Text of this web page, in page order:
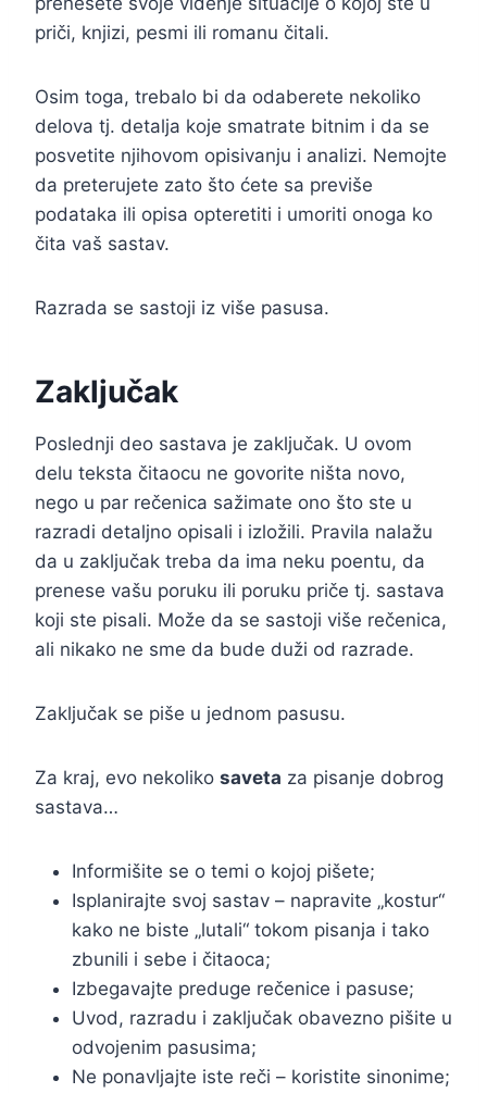
priči, knjizi, pesmi ili romanu čitali.
Osim toga, trebalo bi da odaberete nekoliko
delova tj. detalja koje smatrate bitnim i da se
posvetite njihovom opisivanju i analizi. Nemojte
da preterujete zato što ćete sa previše
podataka ili opisa opteretiti i umoriti onoga ko
čita vaš sastav.
Razrada se sastoji iz više pasusa.
Zaključak
Poslednji deo sastava je zaključak. U ovom
delu teksta čitaocu ne govorite ništa novo,
nego u par rečenica sažimate ono što ste u
razradi detaljno opisali i izložili. Pravila nalažu
da u zaključak treba da ima neku poentu, da
prenese vašu poruku ili poruku priče tj. sastava
koji ste pisali. Može da se sastoji više rečenica,
ali nikako ne sme da bude duži od razrade.
Zaključak se piše u jednom pasusu.
Za kraj, evo nekoliko saveta za pisanje dobrog
sastava…
Informišite se o temi o kojoj pišete;
Isplanirajte svoj sastav – napravite „kostur“
kako ne biste „lutali“ tokom pisanja i tako
zbunili i sebe i čitaoca;
Izbegavajte preduge rečenice i pasuse;
Uvod, razradu i zaključak obavezno pišite u
odvojenim pasusima;
Ne ponavljajte iste reči – koristite sinonime;